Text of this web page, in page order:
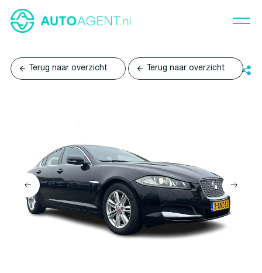
Terug naar overzicht Terug naar overzicht